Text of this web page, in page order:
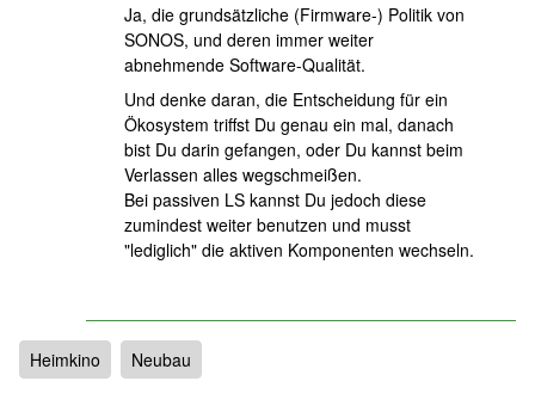
Ja, die grundsätzliche (Firmware-) Politik von
SONOS, und deren immer weiter
abnehmende Software-Qualität.
Und denke daran, die Entscheidung für ein
Ökosystem triffst Du genau ein mal, danach
bist Du darin gefangen, oder Du kannst beim
Verlassen alles wegschmeißen.
Bei passiven LS kannst Du jedoch diese
zumindest weiter benutzen und musst
"lediglich" die aktiven Komponenten wechseln.
Heimkino Neubau